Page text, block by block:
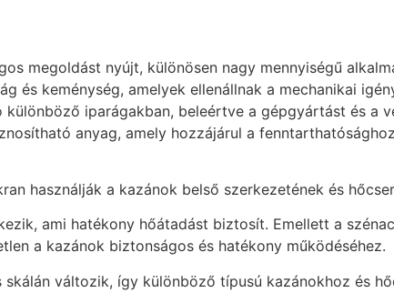
megoldást nyújt, különösen nagy mennyiségű
és keménység, amelyek ellenállnak a mechanikai
különböző iparágakban, beleértve a gépgyártást és a
anyag, amely hozzájárul a
használják a kazánok belső szerkezetének és
ami hatékony hőátadást biztosít. Emellett a
a kazánok biztonságos és hatékony működéséhez.
változik, így különböző típusú kazánokhoz és